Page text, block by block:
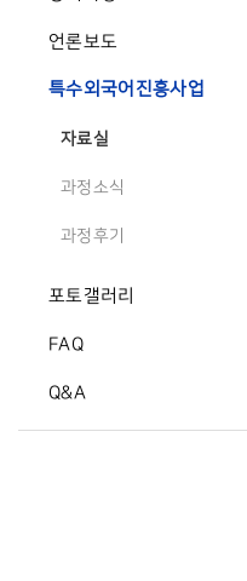
언론보도
특수외국어진흥사업
자료실
과정소식
과정후기
포토갤러리
FAQ
Q&A